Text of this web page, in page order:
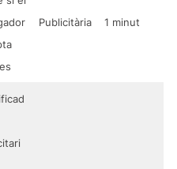
Publicitària 1 minut